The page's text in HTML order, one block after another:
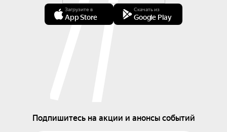
Загрузите в
App Store
Скачать из
Google Play
Подпишитесь на акции и анонсы событий